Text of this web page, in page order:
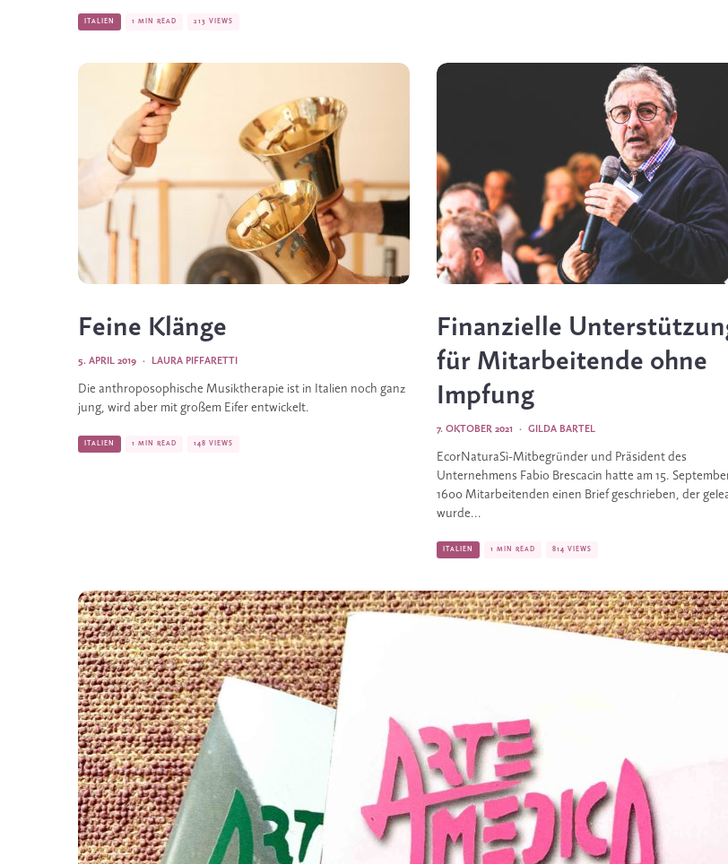
ITALIEN 1 MIN READ 213 VIEWS
Feine Klänge
LAURA PIFFARETTI
·
5. APRIL 2019
Die anthroposophische Musiktherapie ist in Italien noch ganz
jung, wird aber mit großem Eifer entwickelt.
ITALIEN 1 MIN READ 148 VIEWS
Finanzielle
für Mitarbeitende ohne
Impfung
GILDA BARTEL
·
7. OKTOBER 2021
EcorNaturaSì-Mitbegründer und Präsident des
Unternehmens Fabio Brescacin hatte am 15.
1600 Mitarbeitenden einen Brief geschrieben, der
wurde...
ITALIEN 1 MIN READ 814 VIEWS